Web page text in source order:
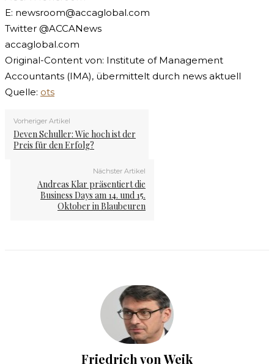
E: newsroom@accaglobal.com
Twitter @ACCANews
accaglobal.com
Original-Content von: Institute of Management
Accountants (IMA), übermittelt durch news aktuell
Quelle: ots
Vorheriger Artikel
Deven Schuller: Wie hoch ist der
Preis für den Erfolg?
Nächster Artikel
Andreas Klar präsentiert die
Business Days am 14. und 15.
Oktober in Blaubeuren
Friedrich von Weik